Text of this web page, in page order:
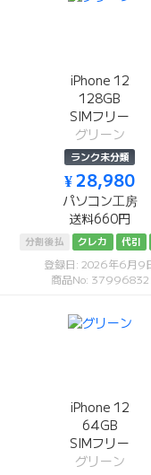
iPhone 12
128GB
SIMフリー
グリーン
ランク未分類
¥ 28,980
パソコン工房
送料660円
分割後払 クレカ 代引
登録日: 2026年6月9
商品No: 37996832
iPhone 12
64GB
SIMフリー
グリーン